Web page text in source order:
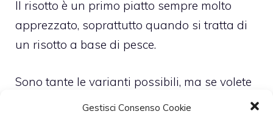
Gestisci Consenso Cookie
Il risotto è un primo piatto sempre molto
apprezzato, soprattutto quando si tratta di
un risotto a base di pesce.
Sono tante le varianti possibili, ma se volete
una ricetta facile e veloce per stupire i vostri